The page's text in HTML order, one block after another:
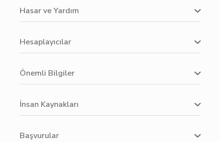
Hasar ve Yardım
Hesaplayıcılar
Önemli Bilgiler
İnsan Kaynakları
Başvurular